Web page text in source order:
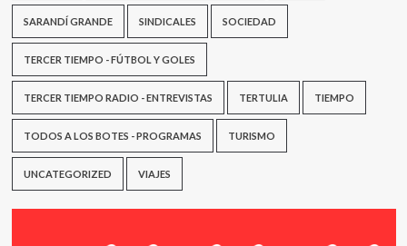
SARANDÍ GRANDE SINDICALES SOCIEDAD
TERCER TIEMPO - FÚTBOL Y GOLES
TERCER TIEMPO RADIO - ENTREVISTAS TERTULIA TIEMPO
TODOS A LOS BOTES - PROGRAMAS TURISMO
UNCATEGORIZED VIAJES